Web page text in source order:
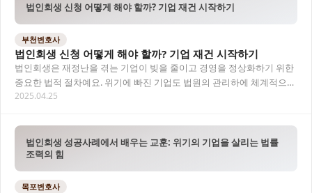
법인회생 신청 어떻게 해야 할까? 기업 재건 시작하기
부천변호사
법인회생 신청 어떻게 해야 할까? 기업 재건 시작하기
법인회생은 재정난을 겪는 기업이 빚을 줄이고 경영을 정상화하기 위한
중요한 법적 절차예요. 위기에 빠진 기업도 법원의 관리하에 체계적으로
회생할 수 있는 기회를 제공받죠.
2025.04.25
법인회생 성공사례에서 배우는 교훈: 위기의 기업을 살리는 법률
조력의 힘
목포변호사